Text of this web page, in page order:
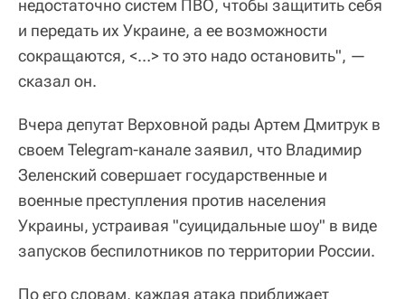
недостаточно систем ПВО, чтобы защитить себя
и передать их Украине, а ее возможности
сокращаются, <…> то это надо остановить", —
сказал он.
Вчера депутат Верховной рады Артем Дмитрук в
своем Telegram-канале заявил, что Владимир
Зеленский совершает государственные и
военные преступления против населения
Украины, устраивая "суицидальные шоу" в виде
запусков беспилотников по территории России.
По его словам, каждая атака приближает